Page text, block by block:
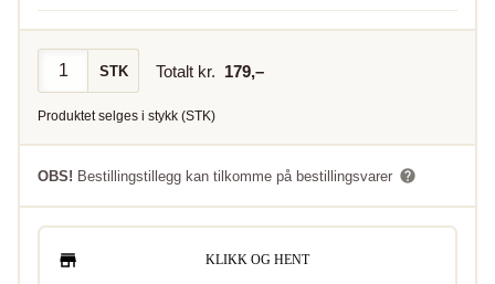
STK Totalt kr. 179,–
Produktet selges i stykk (STK)
OBS! Bestillingstillegg kan tilkomme på bestillingsvarer
KLIKK OG HENT